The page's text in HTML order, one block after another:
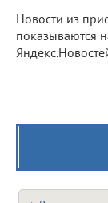
Новости из
показываются